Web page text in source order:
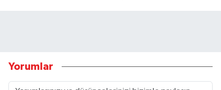
Yorumlar